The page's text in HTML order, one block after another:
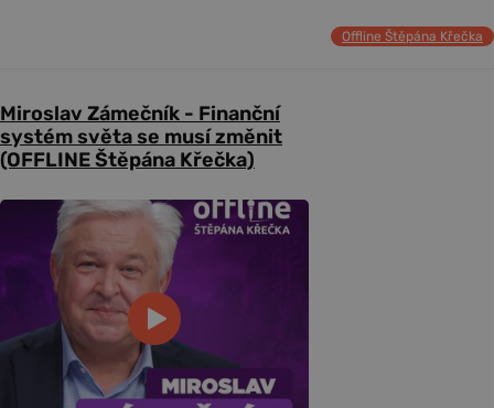
Offline Štěpána Křečka
Miroslav Zámečník - Finanční
systém světa se musí změnit
(OFFLINE Štěpána Křečka)